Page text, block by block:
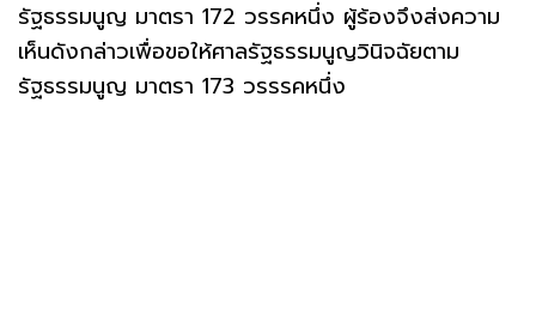
รัฐธรรมนูญ มาตรา 172 วรรคหนึ่ง ผู้ร้องจึงส่งความ
เห็นดังกล่าวเพื่อขอให้ศาลรัฐธรรมนูญวินิจฉัยตาม
รัฐธรรมนูญ มาตรา 173 วรรรคหนึ่ง